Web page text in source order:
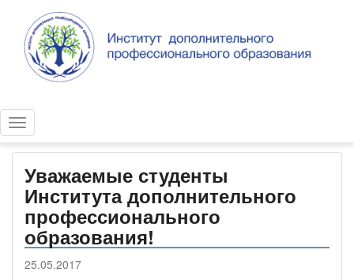
Уважаемые студенты
Института дополнительного
профессионального
образования!
25.05.2017